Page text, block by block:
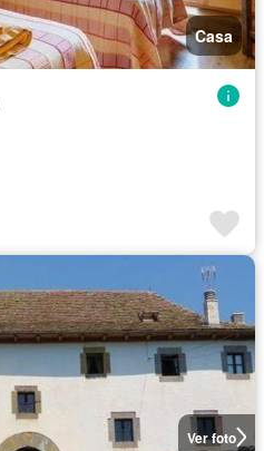
Casa
Ver foto